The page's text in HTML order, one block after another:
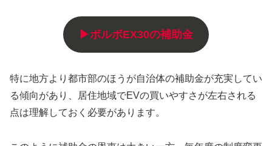
▶ボルボEX30の補助金
特に地方より都市部のほうが自治体の補助金が充実してい
る傾向があり、居住地域でEVの買いやすさが左右される
点は理解しておく必要があります。